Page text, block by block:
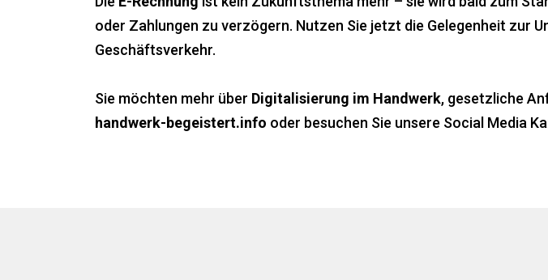
oder Zahlungen zu verzögern. Nutzen Sie jetzt die Gelegenheit zur
Geschäftsverkehr.
Sie möchten mehr über Digitalisierung im Handwerk, gesetzliche
handwerk-begeistert.info oder besuchen Sie unsere Social Media